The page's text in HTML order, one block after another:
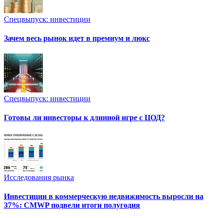
Спецвыпуск: инвестиции
Зачем весь рынок идет в премиум и люкс
Спецвыпуск: инвестиции
Готовы ли инвесторы к длинной игре с ЦОД?
Исследования рынка
Инвестиции в коммерческую недвижимость выросли на
37%: CMWP подвели итоги полугодия